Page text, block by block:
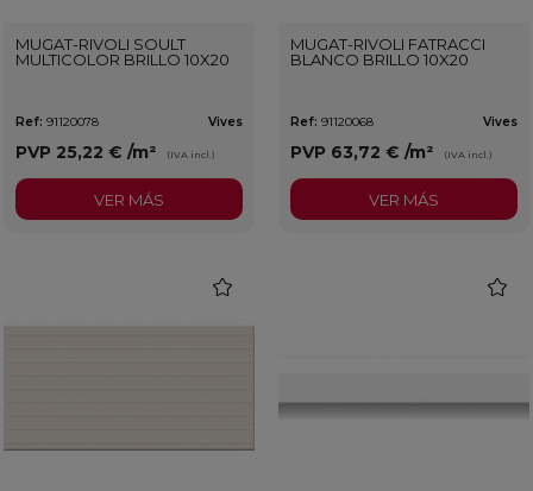
MUGAT-RIVOLI SOULT
MULTICOLOR BRILLO 10X20
Ref: 91120078 Vives
PVP 25,22 € /m² (IVA incl.)
VER MÁS
MUGAT-RIVOLI FATRACCI
BLANCO BRILLO 10X20
Ref: 91120068 Vives
PVP 63,72 € /m² (IVA incl.)
VER MÁS